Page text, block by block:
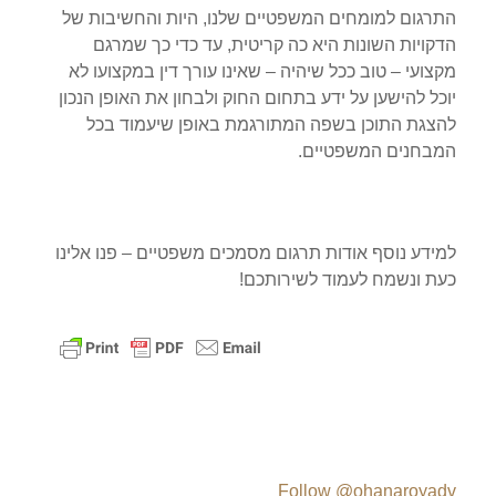
התרגום למומחים המשפטיים שלנו, היות והחשיבות של
הדקויות השונות היא כה קריטית, עד כדי כך שמרגם
מקצועי – טוב ככל שיהיה – שאינו עורך דין במקצועו לא
יוכל להישען על ידע בתחום החוק ולבחון את האופן הנכון
להצגת התוכן בשפה המתורגמת באופן שיעמוד בכל
המבחנים המשפטיים.
למידע נוסף אודות תרגום מסמכים משפטיים – פנו אלינו
כעת ונשמח לעמוד לשירותכם!
Follow @ohanaroyadv